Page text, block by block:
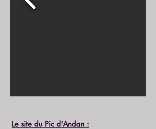
Le site du Pic d'Andan :